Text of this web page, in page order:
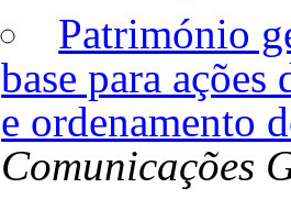
Património
base para ações
e ordenamento
Comunicações